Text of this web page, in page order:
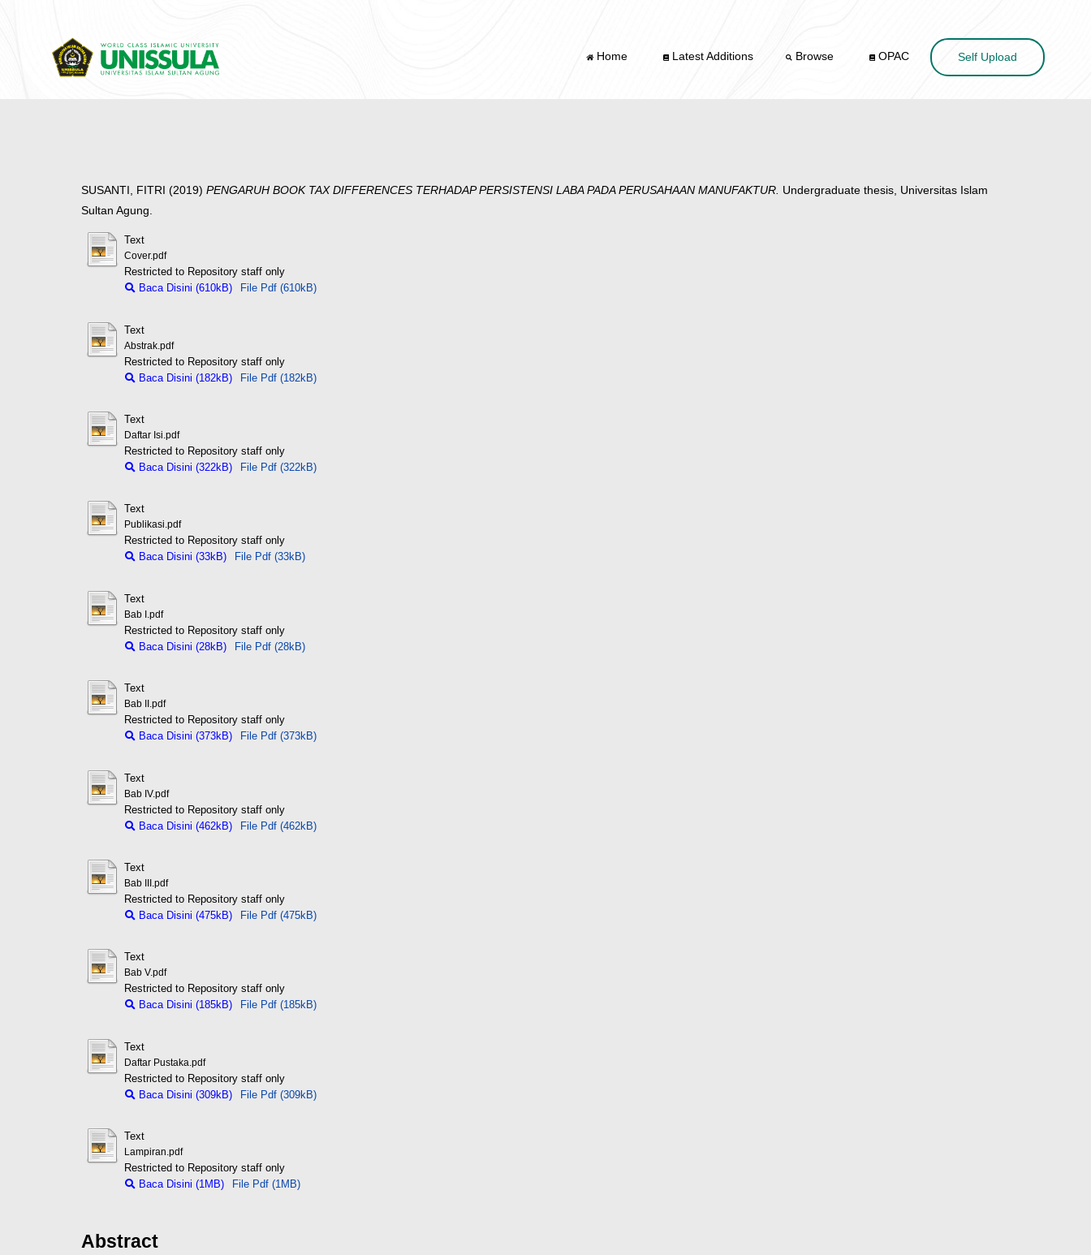
Home Latest Additions Browse OPAC Self Upload
SUSANTI, FITRI (2019) PENGARUH BOOK TAX DIFFERENCES TERHADAP PERSISTENSI LABA PADA PERUSAHAAN MANUFAKTUR. Undergraduate thesis, Universitas Islam
Sultan Agung.
Text
Cover.pdf
Restricted to Repository staff only
Baca Disini (610kB)
File Pdf (610kB)
Text
Abstrak.pdf
Restricted to Repository staff only
Baca Disini (182kB)
File Pdf (182kB)
Text
Daftar Isi.pdf
Restricted to Repository staff only
Baca Disini (322kB)
File Pdf (322kB)
Text
Publikasi.pdf
Restricted to Repository staff only
Baca Disini (33kB)
File Pdf (33kB)
Text
Bab I.pdf
Restricted to Repository staff only
Baca Disini (28kB)
File Pdf (28kB)
Text
Bab II.pdf
Restricted to Repository staff only
Baca Disini (373kB)
File Pdf (373kB)
Text
Bab IV.pdf
Restricted to Repository staff only
Baca Disini (462kB)
File Pdf (462kB)
Text
Bab III.pdf
Restricted to Repository staff only
Baca Disini (475kB)
File Pdf (475kB)
Text
Bab V.pdf
Restricted to Repository staff only
Baca Disini (185kB)
File Pdf (185kB)
Text
Daftar Pustaka.pdf
Restricted to Repository staff only
Baca Disini (309kB)
File Pdf (309kB)
Text
Lampiran.pdf
Restricted to Repository staff only
Baca Disini (1MB)
File Pdf (1MB)
Abstract